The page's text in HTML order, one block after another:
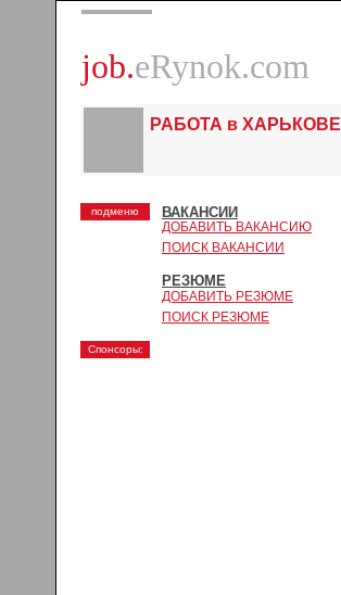
job.eRynok.com
РАБОТА в ХАРЬКОВЕ
подменю ВАКАНСИИ
ДОБАВИТЬ ВАКАНСИЮ
ПОИСК ВАКАНСИИ
РЕЗЮМЕ
ДОБАВИТЬ РЕЗЮМЕ
ПОИСК РЕЗЮМЕ
Спонсоры: